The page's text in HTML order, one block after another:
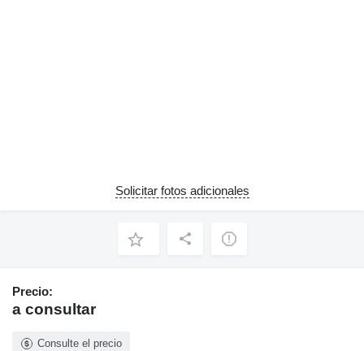
Solicitar fotos adicionales
Precio:
a consultar
Consulte el precio